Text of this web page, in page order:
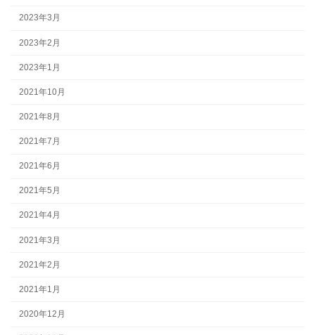
2023年3月
2023年2月
2023年1月
2021年10月
2021年8月
2021年7月
2021年6月
2021年5月
2021年4月
2021年3月
2021年2月
2021年1月
2020年12月